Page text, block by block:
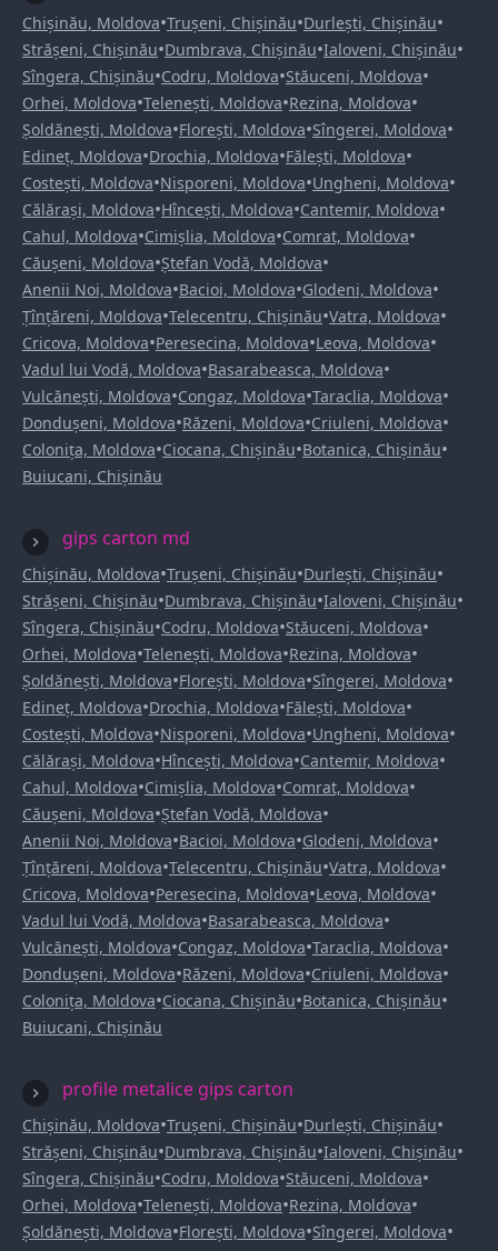
Chișinău, Moldova•Trușeni, Chișinău•Durlești, Chișinău•
Strășeni, Chișinău•Dumbrava, Chișinău•Ialoveni, Chișinău•
Sîngera, Chișinău•Codru, Moldova•Stăuceni, Moldova•
Orhei, Moldova•Telenești, Moldova•Rezina, Moldova•
Șoldănești, Moldova•Florești, Moldova•Sîngerei, Moldova•
Edineț, Moldova•Drochia, Moldova•Fălești, Moldova•
Costești, Moldova•Nisporeni, Moldova•Ungheni, Moldova•
Călărași, Moldova•Hîncești, Moldova•Cantemir, Moldova•
Cahul, Moldova•Cimișlia, Moldova•Comrat, Moldova•
Căușeni, Moldova•Ștefan Vodă, Moldova•
Anenii Noi, Moldova•Bacioi, Moldova•Glodeni, Moldova•
Țînțăreni, Moldova•Telecentru, Chișinău•Vatra, Moldova•
Cricova, Moldova•Peresecina, Moldova•Leova, Moldova•
Vadul lui Vodă, Moldova•Basarabeasca, Moldova•
Vulcănești, Moldova•Congaz, Moldova•Taraclia, Moldova•
Dondușeni, Moldova•Răzeni, Moldova•Criuleni, Moldova•
Colonița, Moldova•Ciocana, Chișinău•Botanica, Chișinău•
Buiucani, Chișinău
gips carton md
Chișinău, Moldova•Trușeni, Chișinău•Durlești, Chișinău•
Strășeni, Chișinău•Dumbrava, Chișinău•Ialoveni, Chișinău•
Sîngera, Chișinău•Codru, Moldova•Stăuceni, Moldova•
Orhei, Moldova•Telenești, Moldova•Rezina, Moldova•
Șoldănești, Moldova•Florești, Moldova•Sîngerei, Moldova•
Edineț, Moldova•Drochia, Moldova•Fălești, Moldova•
Costești, Moldova•Nisporeni, Moldova•Ungheni, Moldova•
Călărași, Moldova•Hîncești, Moldova•Cantemir, Moldova•
Cahul, Moldova•Cimișlia, Moldova•Comrat, Moldova•
Căușeni, Moldova•Ștefan Vodă, Moldova•
Anenii Noi, Moldova•Bacioi, Moldova•Glodeni, Moldova•
Țînțăreni, Moldova•Telecentru, Chișinău•Vatra, Moldova•
Cricova, Moldova•Peresecina, Moldova•Leova, Moldova•
Vadul lui Vodă, Moldova•Basarabeasca, Moldova•
Vulcănești, Moldova•Congaz, Moldova•Taraclia, Moldova•
Dondușeni, Moldova•Răzeni, Moldova•Criuleni, Moldova•
Colonița, Moldova•Ciocana, Chișinău•Botanica, Chișinău•
Buiucani, Chișinău
profile metalice gips carton
Chișinău, Moldova•Trușeni, Chișinău•Durlești, Chișinău•
Strășeni, Chișinău•Dumbrava, Chișinău•Ialoveni, Chișinău•
Sîngera, Chișinău•Codru, Moldova•Stăuceni, Moldova•
Orhei, Moldova•Telenești, Moldova•Rezina, Moldova•
Șoldănești, Moldova•Florești, Moldova•Sîngerei, Moldova•